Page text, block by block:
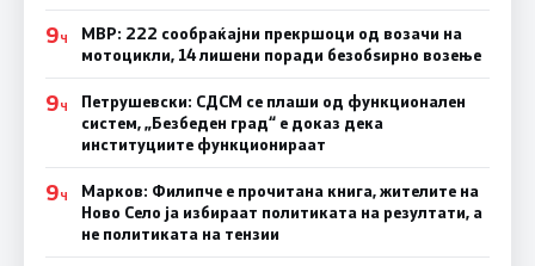
9Ч
МВР: 222 сообраќајни прекршоци од возачи на
мотоцикли, 14 лишени поради безобѕирно возење
9Ч
Петрушевски: СДСМ се плаши од функционален
систем, „Безбеден град“ е доказ дека
институциите функционираат
9Ч
Марков: Филипче е прочитана книга, жителите на
Ново Село ја избираат политиката на резултати, а
не политиката на тензии